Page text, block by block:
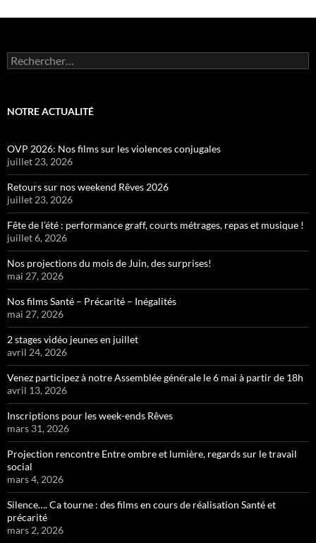
Rechercher :
NOTRE ACTUALITÉ
OVP 2026: Nos films sur les violences conjugales
juillet 23, 2026
Retours sur nos weekend Rêves 2026
juillet 23, 2026
Fête de l’été : performance graff, courts métrages, repas et musique !
juillet 6, 2026
Nos projections du mois de Juin, des surprises!
mai 27, 2026
Nos films Santé – Précarité – Inégalités
mai 27, 2026
2 stages vidéo jeunes en juillet
avril 24, 2026
Venez participez à notre Assemblée générale le 6 mai à partir de 18h
avril 13, 2026
Inscriptions pour les week-ends Rêves
mars 31, 2026
Projection rencontre Entre ombre et lumière, regards sur le travail
social
mars 4, 2026
Silence…. Ca tourne : des films en cours de réalisation Santé et
précarité
mars 2, 2026